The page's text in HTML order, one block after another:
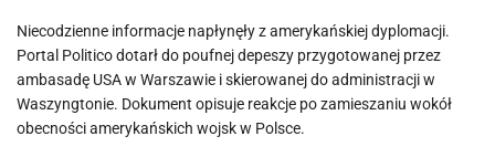
Niecodzienne informacje napłynęły z amerykańskiej dyplomacji.
Portal Politico dotarł do poufnej depeszy przygotowanej przez
ambasadę USA w Warszawie i skierowanej do administracji w
Waszyngtonie. Dokument opisuje reakcje po zamieszaniu wokół
obecności amerykańskich wojsk w Polsce.